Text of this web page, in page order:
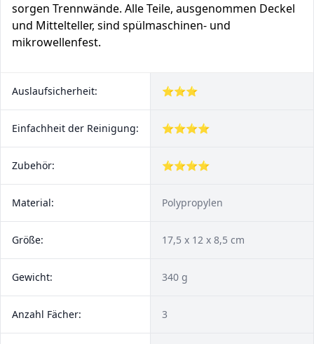
sorgen Trennwände. Alle Teile, ausgenommen Deckel
und Mittelteller, sind spülmaschinen- und
mikrowellenfest.
Auslaufsicherheit: ⭐⭐⭐
Einfachheit der Reinigung: ⭐⭐⭐⭐
Zubehör: ⭐⭐⭐⭐
Material: Polypropylen
Größe: ‎17,5 x 12 x 8,5 cm
Gewicht: 340 g
Anzahl Fächer: 3